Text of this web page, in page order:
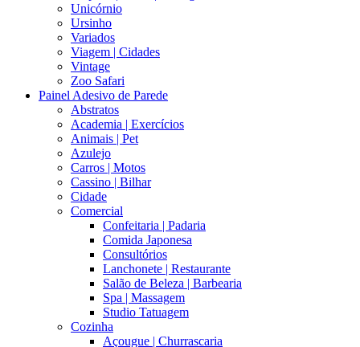
Unicórnio
Ursinho
Variados
Viagem | Cidades
Vintage
Zoo Safari
Painel Adesivo de Parede
Abstratos
Academia | Exercícios
Animais | Pet
Azulejo
Carros | Motos
Cassino | Bilhar
Cidade
Comercial
Confeitaria | Padaria
Comida Japonesa
Consultórios
Lanchonete | Restaurante
Salão de Beleza | Barbearia
Spa | Massagem
Studio Tatuagem
Cozinha
Açougue | Churrascaria